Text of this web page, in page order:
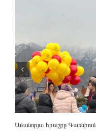
Ամանորյա հրաշքը Գառնիում